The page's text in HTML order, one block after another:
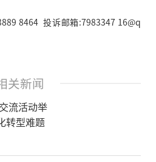
8464 投诉邮箱:7983347 16@q
关新闻
流活动举
转型难题